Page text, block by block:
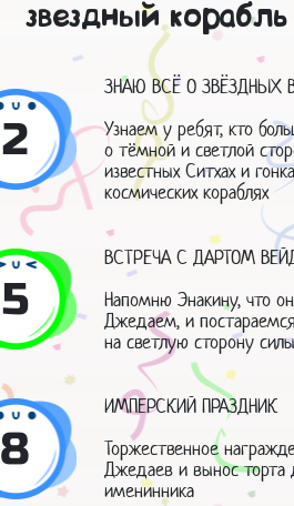
звездный корабль
2
ЗНАЮ ВСЁ О ЗВЁЗДНЫХ
Узнаем у ребят, кто
о тёмной и светлой
известных Ситхах и
космических кораблях
5
ВСТРЕЧА С ДАРТОМ
Напомню Энакину, что
Джедаем, и
на светлую сторону силы
8
ИМПЕРСКИЙ ПРАЗДНИК
Торжественное
Джедаев и вынос торта
именинника